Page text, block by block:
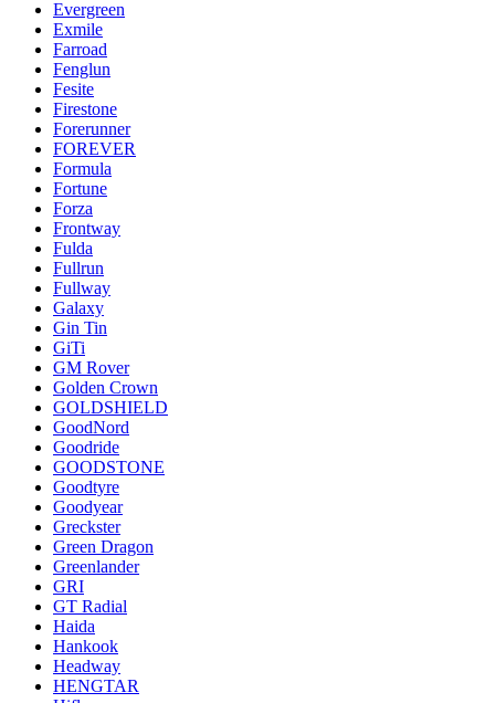
Evergreen
Exmile
Farroad
Fenglun
Fesite
Firestone
Forerunner
FOREVER
Formula
Fortune
Forza
Frontway
Fulda
Fullrun
Fullway
Galaxy
Gin Tin
GiTi
GM Rover
Golden Crown
GOLDSHIELD
GoodNord
Goodride
GOODSTONE
Goodtyre
Goodyear
Greckster
Green Dragon
Greenlander
GRI
GT Radial
Haida
Hankook
Headway
HENGTAR